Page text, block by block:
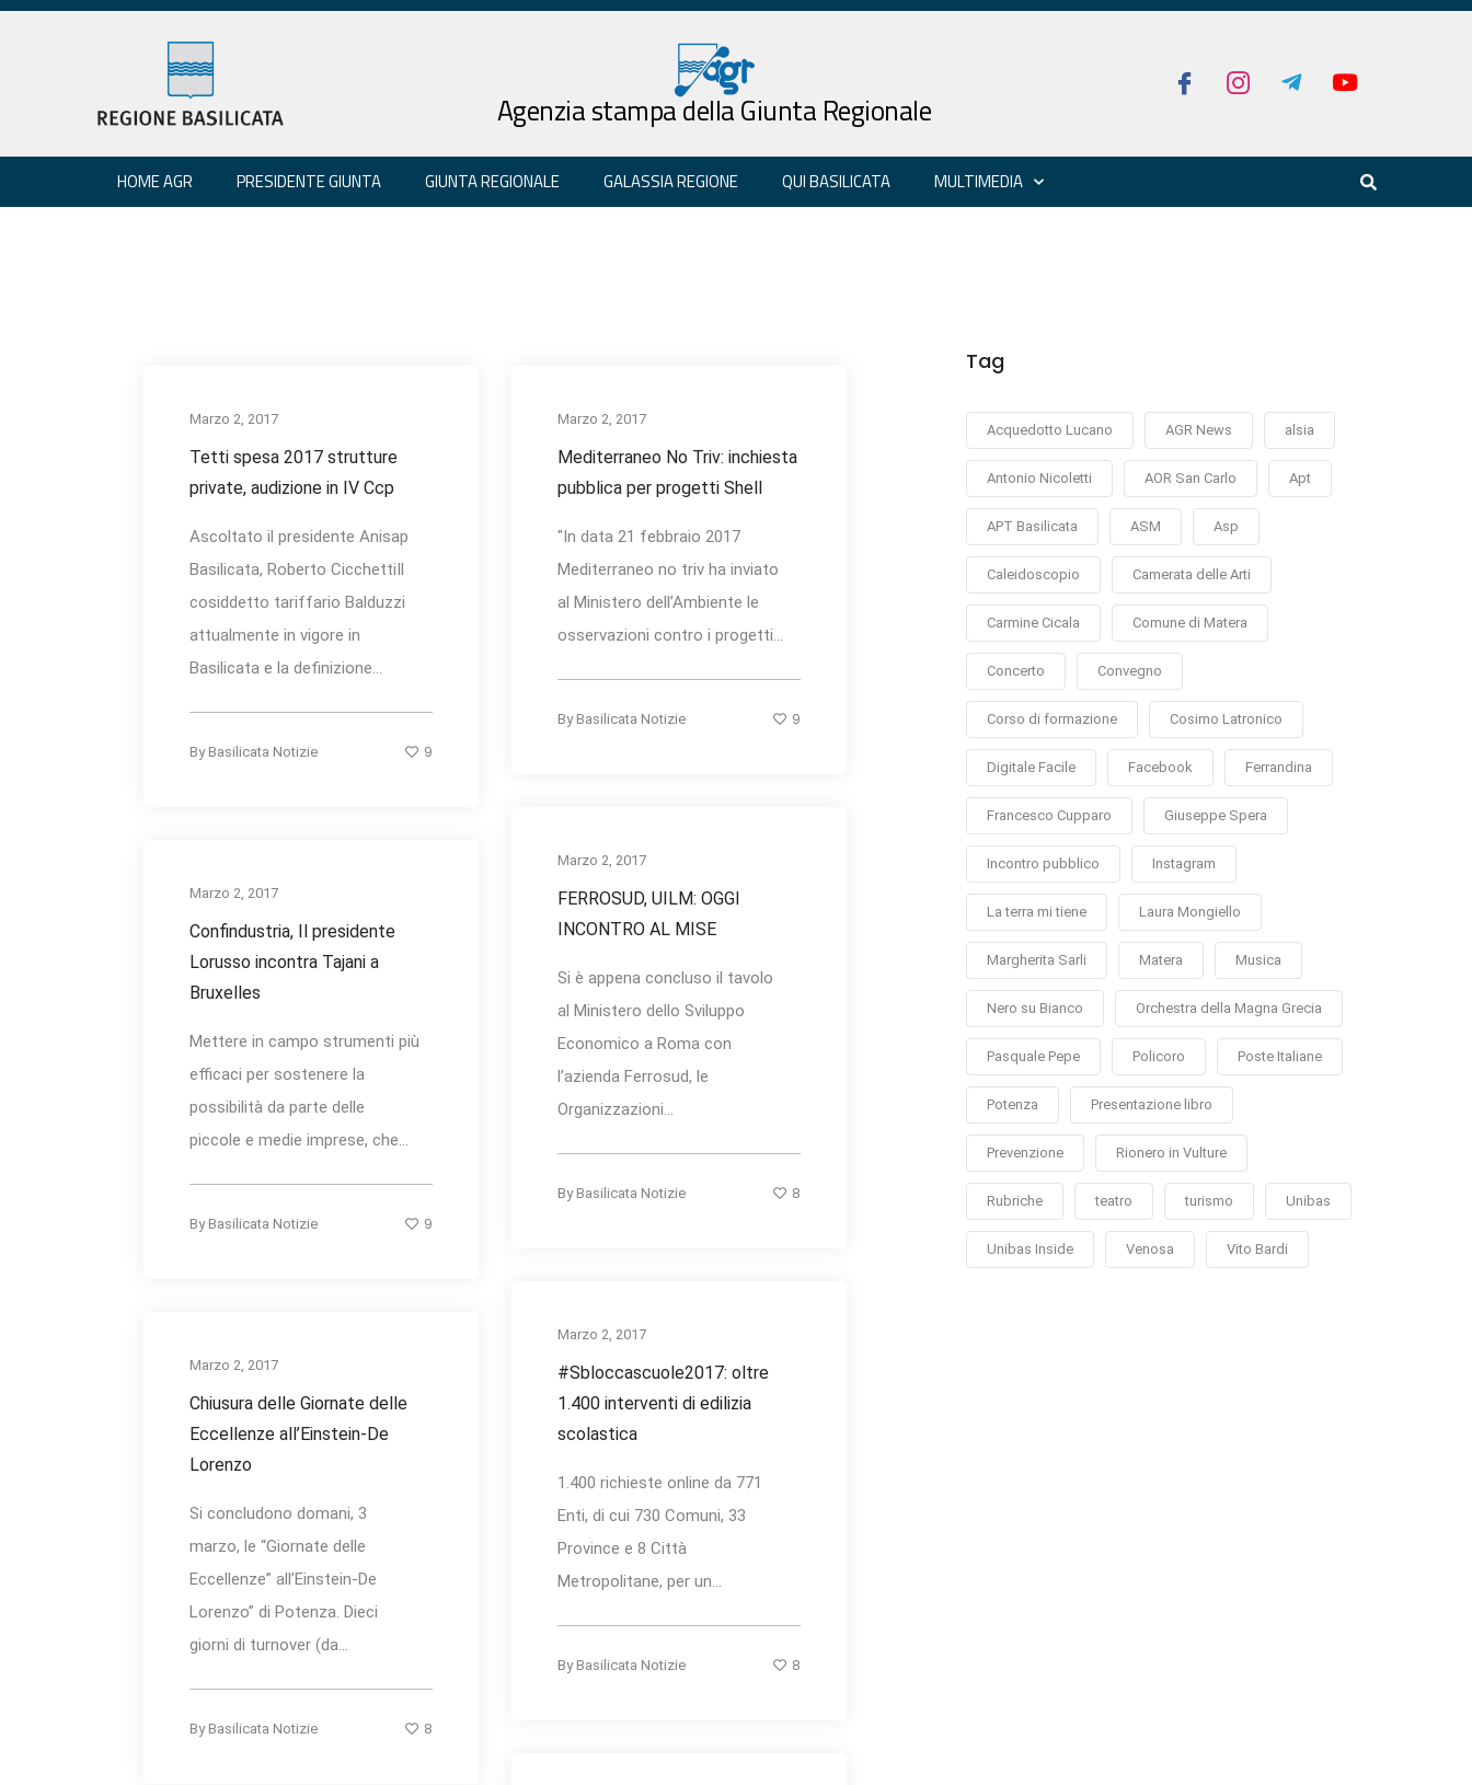
Agenzia stampa della Giunta Regionale
HOME AGR PRESIDENTE GIUNTA GIUNTA REGIONALE GALASSIA REGIONE QUI BASILICATA MULTIMEDIA
Marzo 2, 2017
Tetti spesa 2017 strutture
private, audizione in IV Ccp
Ascoltato il presidente Anisap
Basilicata, Roberto CicchettiIl
cosiddetto tariffario Balduzzi
attualmente in vigore in
Basilicata e la definizione...
By Basilicata Notizie 9
Marzo 2, 2017
Mediterraneo No Triv: inchiesta
pubblica per progetti Shell
"In data 21 febbraio 2017
Mediterraneo no triv ha inviato
al Ministero dell’Ambiente le
osservazioni contro i progetti...
By Basilicata Notizie 9
Marzo 2, 2017
FERROSUD, UILM: OGGI
INCONTRO AL MISE
Si è appena concluso il tavolo
al Ministero dello Sviluppo
Economico a Roma con
l’azienda Ferrosud, le
Organizzazioni...
By Basilicata Notizie 8
Marzo 2, 2017
Confindustria, Il presidente
Lorusso incontra Tajani a
Bruxelles
Mettere in campo strumenti più
efficaci per sostenere la
possibilità da parte delle
piccole e medie imprese, che...
By Basilicata Notizie 9
Marzo 2, 2017
#Sbloccascuole2017: oltre
1.400 interventi di edilizia
scolastica
1.400 richieste online da 771
Enti, di cui 730 Comuni, 33
Province e 8 Città
Metropolitane, per un...
By Basilicata Notizie 8
Marzo 2, 2017
Chiusura delle Giornate delle
Eccellenze all’Einstein-De
Lorenzo
Si concludono domani, 3
marzo, le “Giornate delle
Eccellenze” all’Einstein-De
Lorenzo” di Potenza. Dieci
giorni di turnover (da...
By Basilicata Notizie 8
Tag
Acquedotto Lucano AGR News alsia
Antonio Nicoletti AOR San Carlo Apt
APT Basilicata ASM Asp
Caleidoscopio Camerata delle Arti
Carmine Cicala Comune di Matera
Concerto Convegno
Corso di formazione Cosimo Latronico
Digitale Facile Facebook Ferrandina
Francesco Cupparo Giuseppe Spera
Incontro pubblico Instagram
La terra mi tiene Laura Mongiello
Margherita Sarli Matera Musica
Nero su Bianco Orchestra della Magna Grecia
Pasquale Pepe Policoro Poste Italiane
Potenza Presentazione libro
Prevenzione Rionero in Vulture
Rubriche teatro turismo Unibas
Unibas Inside Venosa Vito Bardi